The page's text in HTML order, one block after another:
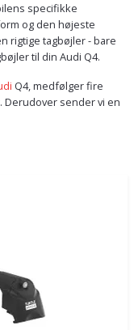
specifikke
og den højeste
rigtige tagbøjler - bare
til din Audi Q4.
Q4, medfølger fire
Derudover sender vi en